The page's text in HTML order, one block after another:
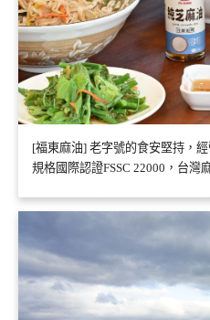
[福東麻油] 老字號的食安堅持，
規格國際認證FSSC 22000，台灣